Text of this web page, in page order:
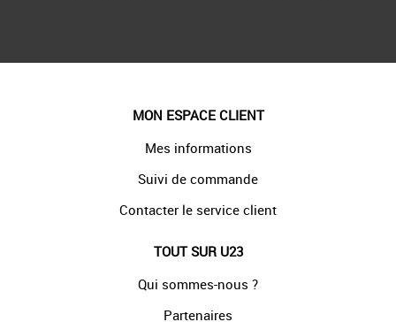
MON ESPACE CLIENT
Mes informations
Suivi de commande
Contacter le service client
TOUT SUR U23
Qui sommes-nous ?
Partenaires